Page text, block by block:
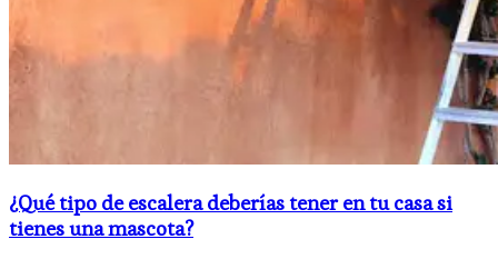
¿Qué tipo de escalera deberías tener en tu casa si
tienes una mascota?